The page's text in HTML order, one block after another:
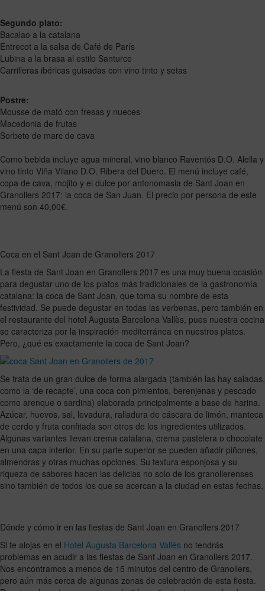
Segundo plato:
Bacalao a la catalana
Entrecot a la salsa de Café de París
Lubina a la brasa al estilo Santurce
Carrilleras ibéricas guisadas con vino tinto y setas
Postre:
Mousse de mató con fresas y nueces
Macedonia de frutas
Sorbete de marc de cava
Como bebida incluye agua mineral, vino blanco Raventós D.O. Alella y
vino tinto Viña Vilano D.O. Ribera del Duero. El menú incluye café,
copa de cava, mojito y el dulce por antonomasia de Sant Joan en
Granollers 2017: la coca de San Juan. El precio por persona de este
menú son 40,00€.
Coca en el Sant Joan de Granollers 2017
La fiesta de Sant Joan en Granollers 2017 es una muy buena ocasión
para degustar uno de los platos más tradicionales de la gastronomía
catalana: la coca de Sant Joan, que toma su nombre de esta
festividad. Se puede degustar en todas las verbenas, pero también en
el restaurante del hotel Augusta Barcelona Vallès, pues nuestra cocina
se caracteriza por la inspiración mediterránea en nuestros platos.
Pero, ¿qué es exactamente la coca de Sant Joan?
Se trata de un gran dulce de forma alargada (también las hay saladas,
como la ‘de recapte’, una coca con pimientos, berenjenas y pescado
como arenque o sardina) elaborada principalmente a base de harina.
Azúcar, huevos, sal, levadura, ralladura de cáscara de limón, manteca
de cerdo y fruta confitada son otros de los ingredientes utilizados.
Algunas variantes llevan crema catalana, crema pastelera o chocolate
en una capa interior. En su parte superior se pueden añadir piñones,
almendras y otras muchas opciones. Su textura esponjosa y su
riqueza de sabores hacen las delicias no solo de los granollerenses
sino también de todos los que se acercan a la ciudad en estas fechas.
Dónde y cómo ir en las fiestas de Sant Joan en Granollers 2017
Si te alojas en el Hotel Augusta Barcelona Vallès no tendrás
problemas en acudir a las fiestas de Sant Joan en Granollers 2017.
Nos encontramos a menos de 15 minutos del centro de Granollers,
pero aún más cerca de algunas zonas de celebración de esta fiesta.